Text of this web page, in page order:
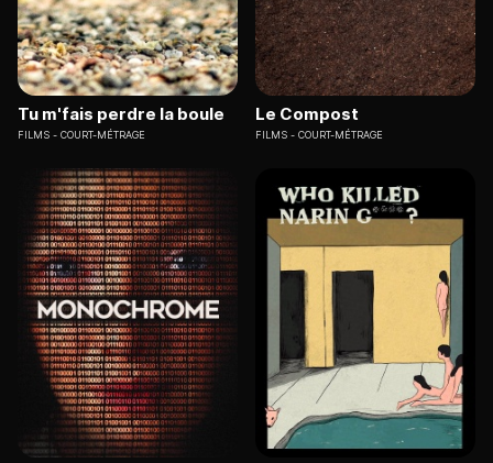
Tu m'fais perdre la boule
FILMS COURT-MÉTRAGE
Le Compost
FILMS COURT-MÉTRAGE